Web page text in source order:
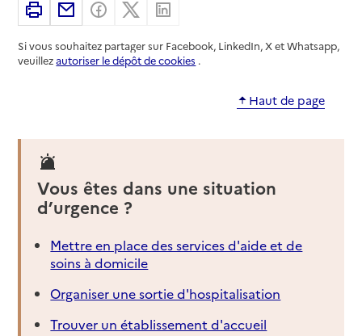
ImprimerPartager par email
Partager sur Facebook
Partager sur X
Si vous souhaitez partager sur Facebook, LinkedIn, X et Whatsapp,
veuillezautoriser le dépôt de cookies .
Haut de page
Vous êtes dans une situation
d’urgence ?
Mettre en place des services d'aide et de
soins à domicile
Organiser une sortie d'hospitalisation
Trouver un établissement d'accueil